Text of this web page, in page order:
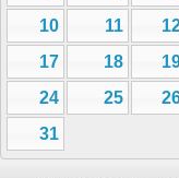
10
11
17
18
24
25
31